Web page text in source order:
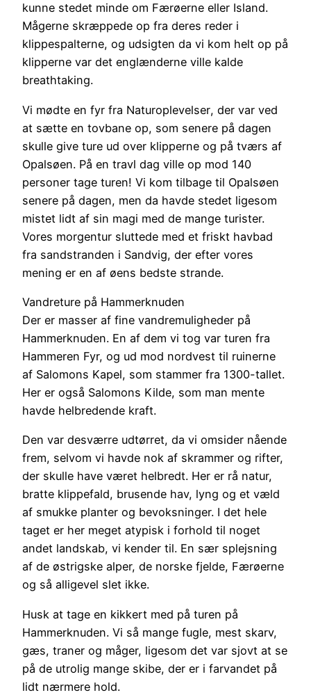
kunne stedet minde om Færøerne eller Island.
Mågerne skræppede op fra deres reder i
klippespalterne, og udsigten da vi kom helt op på
klipperne var det englænderne ville kalde
breathtaking.
Vi mødte en fyr fra Naturoplevelser, der var ved
at sætte en tovbane op, som senere på dagen
skulle give ture ud over klipperne og på tværs af
Opalsøen. På en travl dag ville op mod 140
personer tage turen! Vi kom tilbage til Opalsøen
senere på dagen, men da havde stedet ligesom
mistet lidt af sin magi med de mange turister.
Vores morgentur sluttede med et friskt havbad
fra sandstranden i Sandvig, der efter vores
mening er en af øens bedste strande.
Vandreture på Hammerknuden
Der er masser af fine vandremuligheder på
Hammerknuden. En af dem vi tog var turen fra
Hammeren Fyr, og ud mod nordvest til ruinerne
af Salomons Kapel, som stammer fra 1300-tallet.
Her er også Salomons Kilde, som man mente
havde helbredende kraft.
Den var desværre udtørret, da vi omsider nående
frem, selvom vi havde nok af skrammer og rifter,
der skulle have været helbredt. Her er rå natur,
bratte klippefald, brusende hav, lyng og et væld
af smukke planter og bevoksninger. I det hele
taget er her meget atypisk i forhold til noget
andet landskab, vi kender til. En sær splejsning
af de østrigske alper, de norske fjelde, Færøerne
og så alligevel slet ikke.
Husk at tage en kikkert med på turen på
Hammerknuden. Vi så mange fugle, mest skarv,
gæs, traner og måger, ligesom det var sjovt at se
på de utrolig mange skibe, der er i farvandet på
lidt nærmere hold.